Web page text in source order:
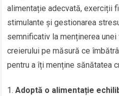
alimentație adecvată, exerciții
stimulante și gestionarea
semnificativ la menținerea
creierului pe măsură ce
pentru a îți menține sănătatea
Adoptă o alimentație